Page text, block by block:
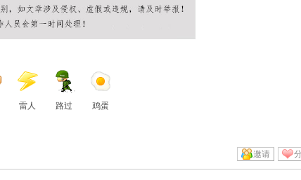
雷人 路过 鸡蛋
邀请